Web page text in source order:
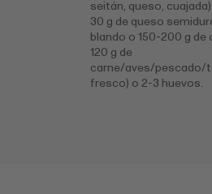
seitán, queso,
30 g de queso
blando o 150-200 g
120 g de
carne/aves/
fresco) o 2-3 huevos.